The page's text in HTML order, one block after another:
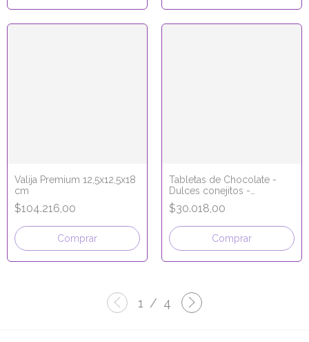
Valija Premium 12,5x12,5x18
cm
$104.216,00
Comprar
Tabletas de Chocolate -
Dulces conejitos -
8x15,5x1,5 cm
$30.018,00
Comprar
1 / 4